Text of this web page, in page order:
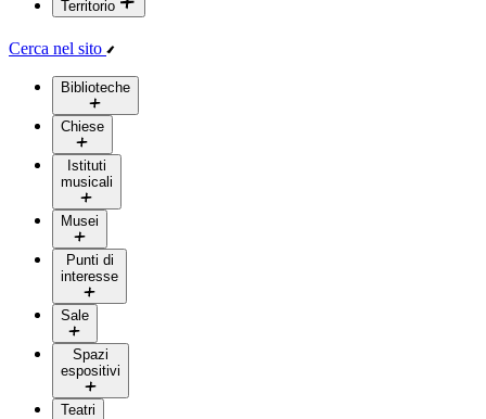
Territorio
Cerca nel sito
Biblioteche
Chiese
Istituti
musicali
Musei
Punti di
interesse
Sale
Spazi
espositivi
Teatri